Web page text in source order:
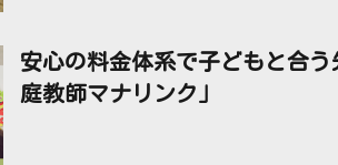
安心の料金体系で子どもと合
庭教師マナリンク」